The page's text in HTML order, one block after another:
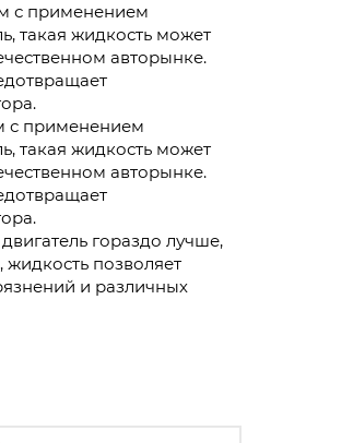
с применением
такая жидкость может
авторынке.
с применением
такая жидкость может
авторынке.
гораздо лучше,
позволяет
и различных